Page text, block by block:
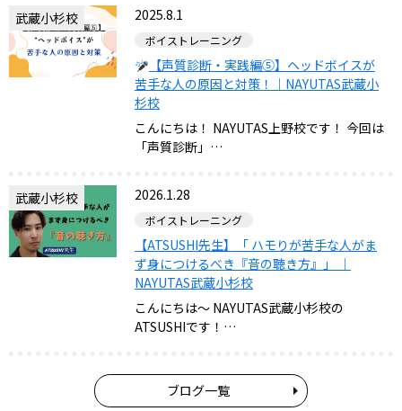
武蔵小杉校 2025.8.1
ボイストレーニング
【声質診断・実践編⑤】ヘッドボイスが
苦手な人の原因と対策！｜NAYUTAS武蔵小
杉校
こんにちは！ NAYUTAS上野校です！ 今回は
「声質診断」…
武蔵小杉校 2026.1.28
ボイストレーニング
【ATSUSHI先生】「 ハモりが苦手な人がま
ず身につけるべき『音の聴き方』」 ｜
NAYUTAS武蔵小杉校
こんにちは～ NAYUTAS武蔵小杉校の
ATSUSHIです！…
ブログ一覧